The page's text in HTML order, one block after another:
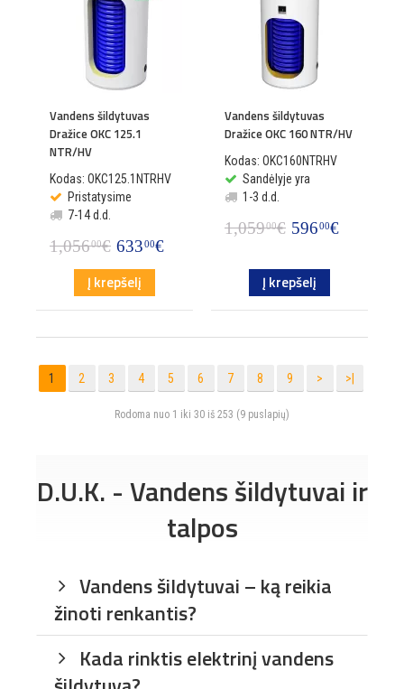
Vandens šildytuvas
Dražice OKC 125.1
NTR/HV
Kodas: OKC125.1NTRHV
Pristatysime
7-14 d.d.
1,05600€ 63300€
Į krepšelį
Vandens šildytuvas
Dražice OKC 160 NTR/HV
Kodas: OKC160NTRHV
Sandėlyje yra
1-3 d.d.
1,05900€ 59600€
Į krepšelį
1 2 3 4 5 6 7 8 9 > >|
Rodoma nuo 1 iki 30 iš 253 (9 puslapių)
D.U.K. - Vandens šildytuvai ir
talpos
Vandens šildytuvai – ką reikia
žinoti renkantis?
Kada rinktis elektrinį vandens